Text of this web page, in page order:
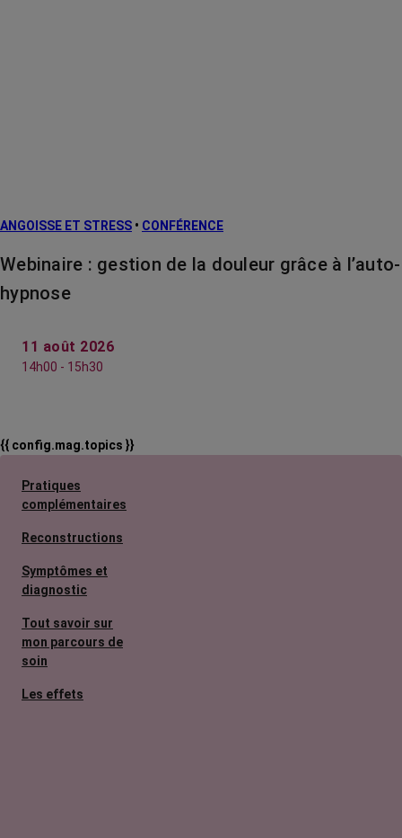
ANGOISSE ET STRESS • CONFÉRENCE
Webinaire : gestion de la douleur grâce à l’auto-
hypnose
11 août 2026
14h00 - 15h30
{{ config.mag.topics }}
Pratiques
complémentaires
Reconstructions
Symptômes et
diagnostic
Tout savoir sur
mon parcours de
soin
Les effets